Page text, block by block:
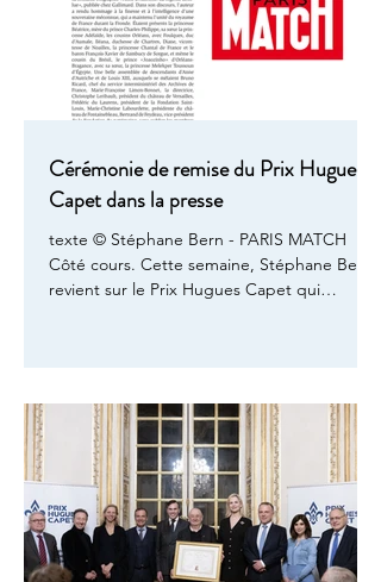
par le Souverain, ils ont pris pla
Cérémonie de remise du Prix Hugues
Capet dans la presse
texte © Stéphane Bern - PARIS MATCH
Côté cours. Cette semaine, Stéphane Bern
revient sur le Prix Hugues Capet qui
lambrissés de l’hôtel de Soubise n’avaient
pas vu tel aréopage de sang bleu depuis le
XVIIIe siècle. Reprenant la présidence du
prix Hugues Capet après sa grand-mère
Isabelle, comtesse de Paris, Charles-Phi